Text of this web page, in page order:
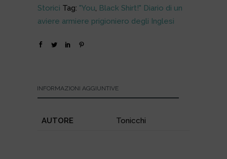
Storici Tag: "You, Black Shirt!" Diario di un
aviere armiere prigioniero degli Inglesi
INFORMAZIONI AGGIUNTIVE
AUTORE Tonicchi